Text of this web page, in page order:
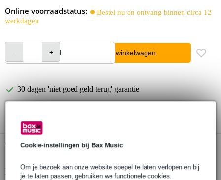
Cookie-instellingen bij Bax Music
Om je bezoek aan onze website soepel te laten verlopen en bij
je te laten passen, gebruiken we functionele cookies.
Online voorraadstatus:
Bestel nu en ontvang binnen circa 12
werkdagen
In winkelwagen
30 dagen 'niet goed geld terug' garantie
Gratis ophalen in de winkel
Productinformatie